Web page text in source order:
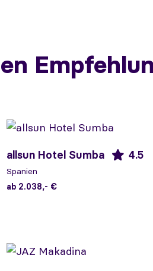
allsun Hotel Sumba 4.5
Spanien
ab 2.038,- €